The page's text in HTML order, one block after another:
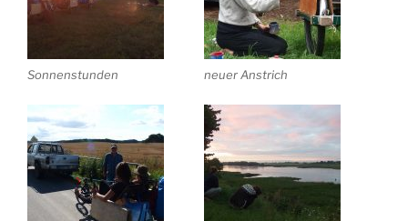
Sonnenstunden neuer Anstrich